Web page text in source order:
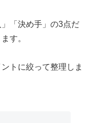
「決め手」の3点だ
す。
トに絞って整理しま